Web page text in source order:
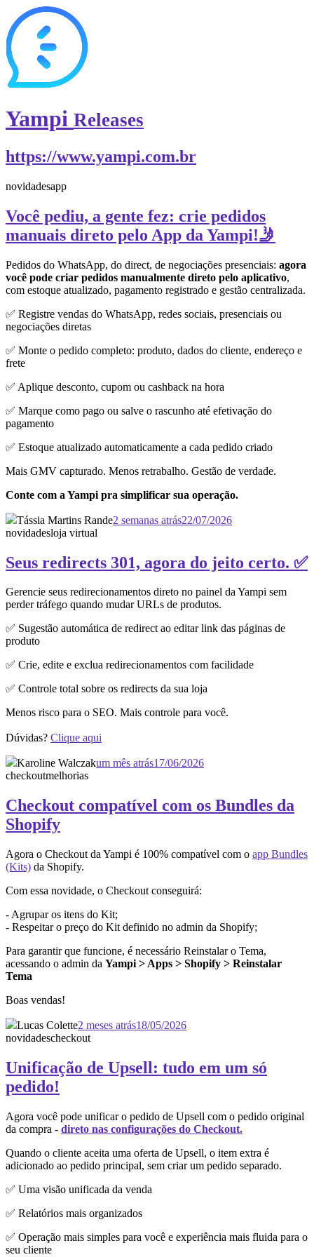
Yampi Releases
https://www.yampi.com.br
novidadesapp
Você pediu, a gente fez: crie pedidos
manuais direto pelo App da Yampi!🤳
Pedidos do WhatsApp, do direct, de negociações presenciais: agora
você pode criar pedidos manualmente direto pelo aplicativo,
com estoque atualizado, pagamento registrado e gestão centralizada.
✅ Registre vendas do WhatsApp, redes sociais, presenciais ou
negociações diretas
✅ Monte o pedido completo: produto, dados do cliente, endereço e
frete
✅ Aplique desconto, cupom ou cashback na hora
✅ Marque como pago ou salve o rascunho até efetivação do
pagamento
✅ Estoque atualizado automaticamente a cada pedido criado
Mais GMV capturado. Menos retrabalho. Gestão de verdade.
Conte com a Yampi pra simplificar sua operação.
Tássia Martins Rande2 semanas atrás22/07/2026
novidadesloja virtual
Seus redirects 301, agora do jeito certo. ✅
Gerencie seus redirecionamentos direto no painel da Yampi sem
perder tráfego quando mudar URLs de produtos.
✅ Sugestão automática de redirect ao editar link das páginas de
produto
✅ Crie, edite e exclua redirecionamentos com facilidade
✅ Controle total sobre os redirects da sua loja
Menos risco para o SEO. Mais controle para você.
Dúvidas? Clique aqui
Karoline Walczakum mês atrás17/06/2026
checkoutmelhorias
Checkout compatível com os Bundles da
Shopify
Agora o Checkout da Yampi é 100% compatível com o app Bundles
(Kits) da Shopify.
Com essa novidade, o Checkout conseguirá:
- Agrupar os itens do Kit;
- Respeitar o preço do Kit definido no admin da Shopify;
Para garantir que funcione, é necessário Reinstalar o Tema,
acessando o admin da Yampi > Apps > Shopify > Reinstalar
Tema
Boas vendas!
Lucas Colette2 meses atrás18/05/2026
novidadescheckout
Unificação de Upsell: tudo em um só
pedido!
Agora você pode unificar o pedido de Upsell com o pedido original
da compra - direto nas configurações do Checkout.
Quando o cliente aceita uma oferta de Upsell, o item extra é
adicionado ao pedido principal, sem criar um pedido separado.
✅ Uma visão unificada da venda
✅ Relatórios mais organizados
✅ Operação mais simples para você e experiência mais fluida para o
seu cliente